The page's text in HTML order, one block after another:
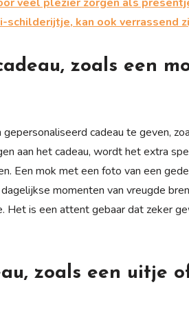
kan ook verrassend
zoals een
cadeau te geven,
aan het cadeau, wordt het extra
Een mok met een foto van een
momenten van vreugde
Het is een attent gebaar dat zeker
zoals een uitje